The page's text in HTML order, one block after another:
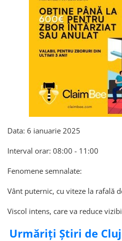
Data: 6 ianuarie 2025
Interval orar: 08:00 - 11:00
Fenomene semnalate:
Vânt puternic, cu viteze la rafală
Viscol intens, care va reduce
Urmăriți Știri de